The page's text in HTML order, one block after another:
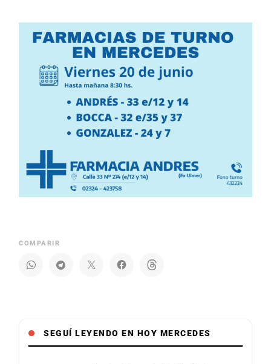
COMPARIR
SEGUÍ LEYENDO EN HOY MERCEDES